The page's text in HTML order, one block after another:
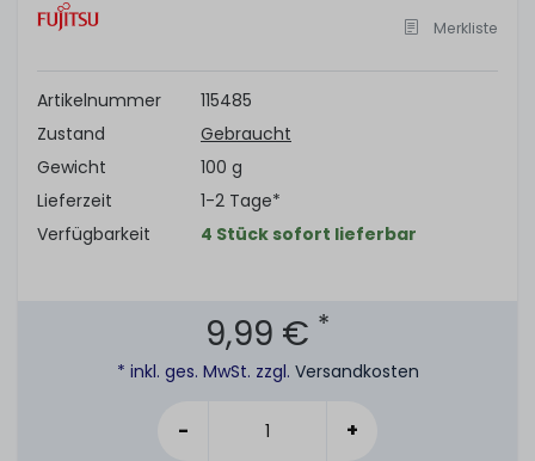
Merkliste
Artikelnummer
115485
Zustand
Gebraucht
Gewicht
100 g
Lieferzeit
1-2 Tage*
Verfügbarkeit
4 Stück sofort lieferbar
9,99 € *
* inkl. ges. MwSt. zzgl. Versandkosten
- +